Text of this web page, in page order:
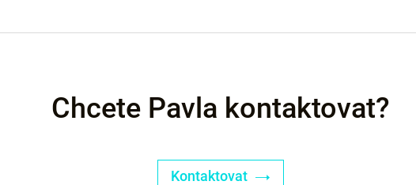
Chcete Pavla kontaktovat?
Kontaktovat